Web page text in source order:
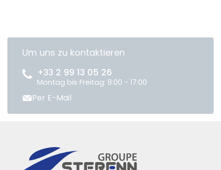
Um uns zu kontaktieren
+33 2 99 13 05 26
Montag bis Freitag: 8:00 - 17:00
Per E-Mail